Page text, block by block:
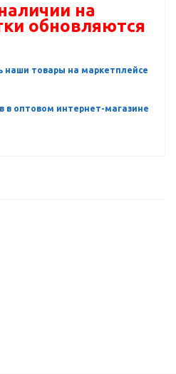
на
обновляются
наши товары на маркетплейсе
в оптовом интернет-магазине